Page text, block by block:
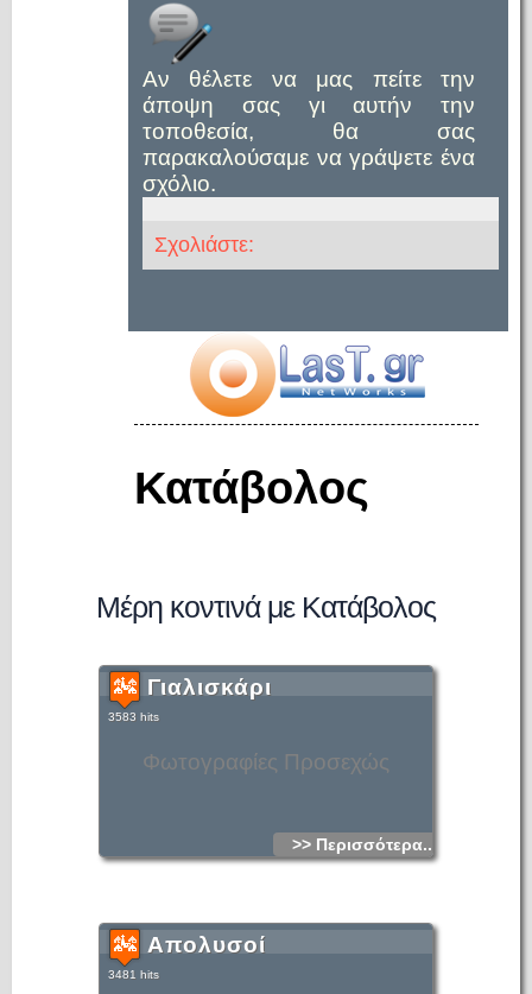
Αν θέλετε να μας πείτε την
άποψη σας γι αυτήν την
τοποθεσία, θα σας
παρακαλούσαμε να γράψετε ένα
σχόλιο.
Σχολιάστε:
Κατάβολος
Μέρη κοντινά με Κατάβολος
Φωτογραφίες Προσεχώς
Γιαλισκάρι
3583 hits
>> Περισσότερα...
Απολυσοί
3481 hits